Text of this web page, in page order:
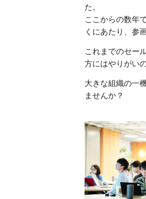
た。
ここからの数年
くにあたり、参
これまでのセー
方にはやりがい
大きな組織の一
ませんか？